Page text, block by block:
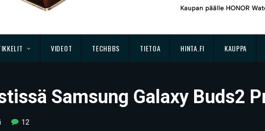
VIDEOT TECHBBS TIETOA HINTA.FI KAUPPA
Samsung Galaxy Buds2
12